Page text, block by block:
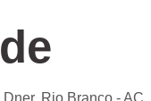
Rio Branco -